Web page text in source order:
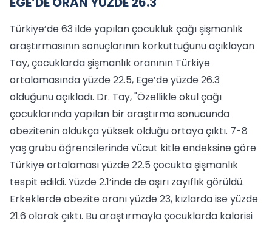
Türkiye’de 63 ilde yapılan çocukluk çağı şişmanlık
araştırmasının sonuçlarının korkuttuğunu açıklayan
Tay, çocuklarda şişmanlık oranının Türkiye
ortalamasında yüzde 22.5, Ege’de yüzde 26.3
olduğunu açıkladı. Dr. Tay, "Özellikle okul çağı
çocuklarında yapılan bir araştırma sonucunda
obezitenin oldukça yüksek olduğu ortaya çıktı. 7-8
yaş grubu öğrencilerinde vücut kitle endeksine göre
Türkiye ortalaması yüzde 22.5 çocukta şişmanlık
tespit edildi. Yüzde 2.1’inde de aşırı zayıflık görüldü.
Erkeklerde obezite oranı yüzde 23, kızlarda ise yüzde
21.6 olarak çıktı. Bu araştırmayla çocuklarda kalorisi